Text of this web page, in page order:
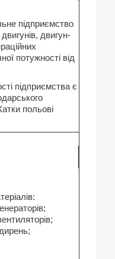
підприємство
двигун-
потужності від
підприємства є
польові